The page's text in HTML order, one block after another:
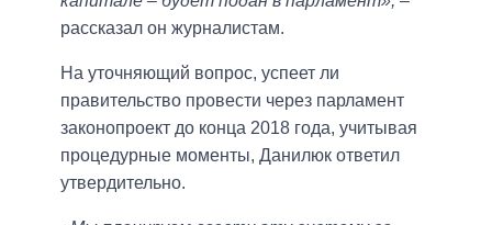
рассказал он журналистам.
На уточняющий вопрос, успеет ли
правительство провести через парламент
законопроект до конца 2018 года, учитывая
процедурные моменты, Данилюк ответил
утвердительно.